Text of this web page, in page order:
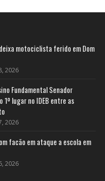
motociclista ferido em Dom
2026
Fundamental Senador
lugar no IDEB entre as
2026
facão em ataque a escola em
2026